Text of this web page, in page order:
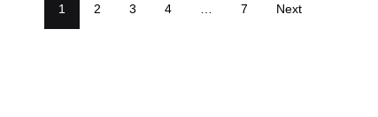
1 2 3 4 7 Next